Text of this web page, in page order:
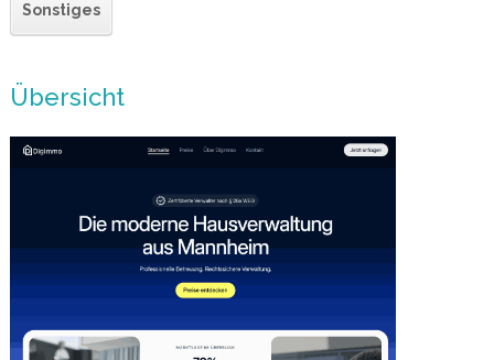
Sonstiges
Übersicht